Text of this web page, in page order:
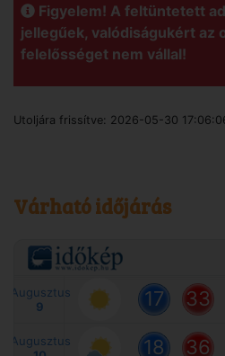
Figyelem! A feltüntetett
jellegűek, valódiságukért az
felelősséget nem vállal!
Utoljára frissítve: 2026-05-30
Várható időjárás